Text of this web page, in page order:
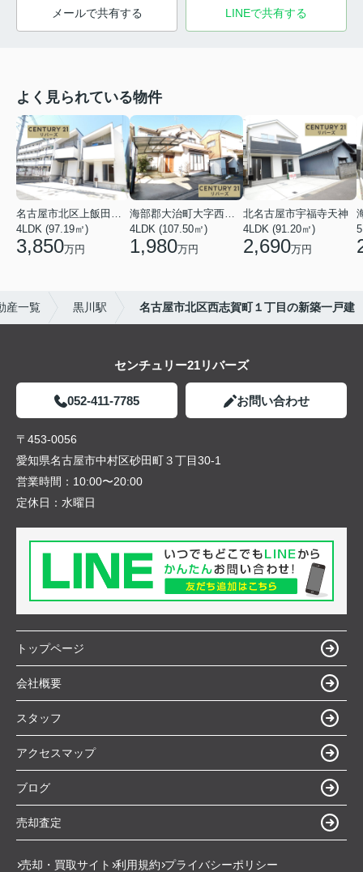
メールで共有する LINEで共有する
よく見られている物件
名古屋市北区上飯田北町４丁目
4LDK (97.19㎡)
3,850万円
海部郡大治町大字西條字北屋敷
4LDK (107.50㎡)
1,980万円
北名古屋市宇福寺天神
4LDK (91.20㎡)
2,690万円
産一覧 黒川駅 名古屋市北区西志賀町１丁目の新築一戸建
センチュリー21リバーズ
052-411-7785 お問い合わせ
〒453-0056
愛知県名古屋市中村区砂田町３丁目30-1
営業時間： 10:00〜20:00
定休日： 水曜日
トップページ
会社概要
スタッフ
アクセスマップ
ブログ
売却査定
売却・買取サイト 利用規約 プライバシーポリシー